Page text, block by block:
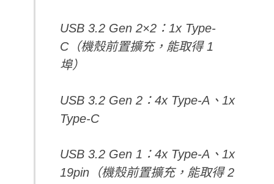
USB 3.2 Gen 2×2：1x Type-
C（機殼前置擴充，能取得 1
埠）
USB 3.2 Gen 2：4x Type-A、1x
Type-C
USB 3.2 Gen 1：4x Type-A、1x
19pin（機殼前置擴充，能取得 2